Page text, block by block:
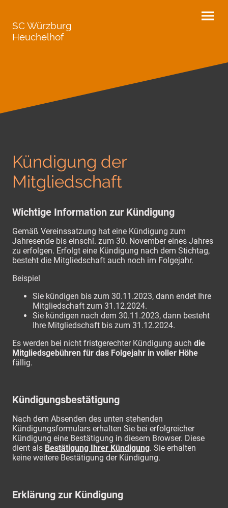
SC Würzburg
Heuchelhof
Kündigung der
Mitgliedschaft
Wichtige Information zur Kündigung
Gemäß Vereinssatzung hat eine Kündigung zum
Jahresende bis einschl. zum 30. November eines Jahres
zu erfolgen. Erfolgt eine Kündigung nach dem Stichtag,
besteht die Mitgliedschaft auch noch im Folgejahr.
Beispiel
Sie kündigen bis zum 30.11.2023, dann endet Ihre
Mitgliedschaft zum 31.12.2024.
Sie kündigen nach dem 30.11.2023, dann besteht
Ihre Mitgliedschaft bis zum 31.12.2024.
Es werden bei nicht fristgerechter Kündigung auch die
Mitgliedsgebühren für das Folgejahr in voller Höhe
fällig.
Kündigungsbestätigung
Nach dem Absenden des unten stehenden
Kündigungsformulars erhalten Sie bei erfolgreicher
Kündigung eine Bestätigung in diesem Browser. Diese
dient als Bestätigung Ihrer Kündigung. Sie erhalten
keine weitere Bestätigung der Kündigung.
Erklärung zur Kündigung